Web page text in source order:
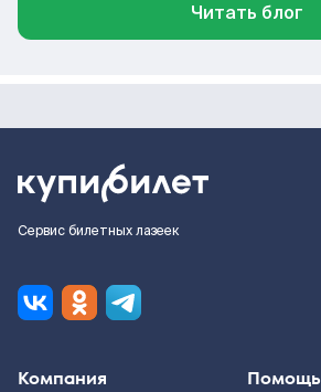
Читать блог
Сервис билетных лазеек
Компания Помощь